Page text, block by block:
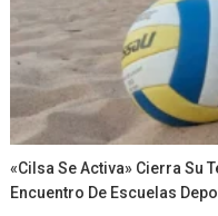
«Cilsa Se Activa» Cierra Su
Encuentro De Escuelas